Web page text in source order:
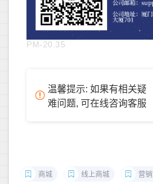
PM-20.35
温馨提示: 如果有相关疑
难问题, 可在线咨询客服
商城 线上商城 营